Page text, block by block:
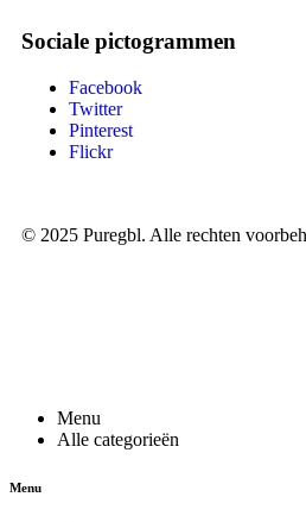
Sociale pictogrammen
Facebook
Twitter
Pinterest
Flickr
© 2025 Puregbl. Alle rechten
Menu
Alle categorieën
Menu